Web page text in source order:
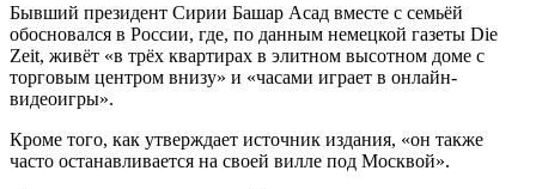
Бывший президент Сирии Башар Асад вместе с семьёй
обосновался в России, где, по данным немецкой газеты Die
Zeit, живёт «в трёх квартирах в элитном высотном доме с
торговым центром внизу» и «часами играет в онлайн-
видеоигры».
Кроме того, как утверждает источник издания, «он также
часто останавливается на своей вилле под Москвой».